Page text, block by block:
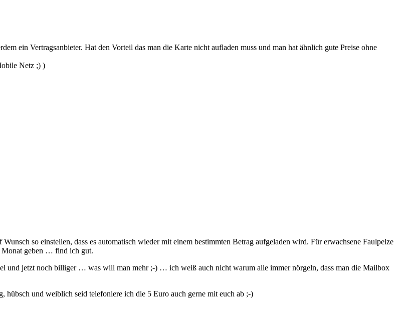
ein Vertragsanbieter. Hat den Vorteil das man die Karte nicht aufladen muss und man hat ähnlich gute Preise ohne
Netz ;) )
so einstellen, dass es automatisch wieder mit einem bestimmten Betrag aufgeladen wird. Für erwachsene Faulpelze
Monat geben … find ich gut.
und jetzt noch billiger … was will man mehr ;-) … ich weiß auch nicht warum alle immer nörgeln, dass man die Mailbox
und weiblich seid telefoniere ich die 5 Euro auch gerne mit euch ab ;-)